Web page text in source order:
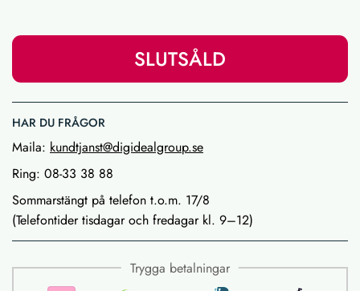
SLUTSÅLD
HAR DU FRÅGOR
Maila: kundtjanst@digidealgroup.se
Ring: 08-33 38 88
Sommarstängt på telefon t.o.m. 17/8
(Telefontider tisdagar och fredagar kl. 9–12)
Trygga betalningar